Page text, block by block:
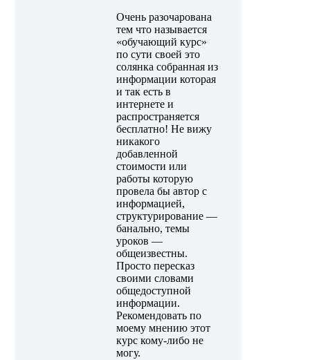
Очень разочарована
тем что называется
«обучающий курс»
по сути своей это
солянка собранная из
информации которая
и так есть в
интернете и
распространяется
бесплатно! Не вижу
никакого
добавленной
стоимости или
работы которую
провела бы автор с
информацией,
структурирование —
банально, темы
уроков —
общеизвестны.
Просто пересказ
своими словами
общедоступной
информации.
Рекомендовать по
моему мнению этот
курс кому-либо не
могу.